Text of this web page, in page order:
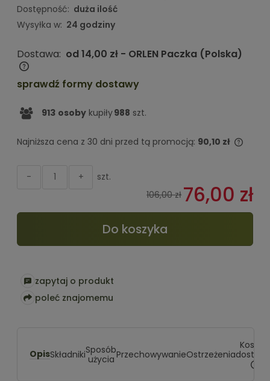
Dostępność: duża ilość
Wysyłka w: 24 godziny
Dostawa: od 14,00 zł - ORLEN Paczka (Polska)
Cena nie zawiera ewentualnych kosztów płatności
sprawdź formy dostawy
913 osoby kupiły988 szt.
Najniższa cena z 30 dni przed tą promocją: 90,10 zł
+
- szt.
76,00 zł
106,00 zł
Do koszyka
zapytaj o produkt
poleć znajomemu
OpisSkładnikiSposób
użycia PrzechowywanieOstrzeżenia
Koszty